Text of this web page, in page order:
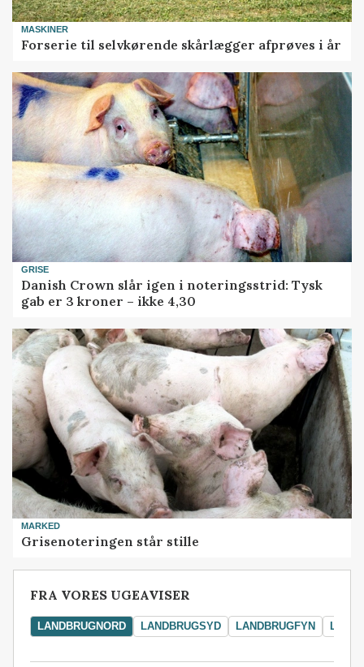
MASKINER
Forserie til selvkørende skårlægger afprøves i år
GRISE
Danish Crown slår igen i noteringsstrid: Tysk
gab er 3 kroner – ikke 4,30
MARKED
Grisenoteringen står stille
FRA VORES UGEAVISER
LANDBRUGNORD LANDBRUGSYD LANDBRUGFYN